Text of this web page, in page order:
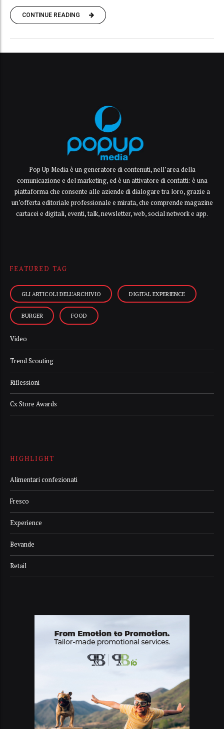
CONTINUE READING
Pop Up Media è un generatore di contenuti, nell’area della
comunicazione e del marketing, ed è un attivatore di contatti: è una
piattaforma che consente alle aziende di dialogare tra loro, grazie a
un’offerta editoriale professionale e mirata, che comprende magazine
cartacei e digitali, eventi, talk, newsletter, web, social network e app.
FEATURED TAG
GLI ARTICOLI DELL’ARCHIVIO DIGITAL EXPERIENCE
BURGER FOOD
Video
Trend Scouting
Riflessioni
Cx Store Awards
HIGHLIGHT
Alimentari confezionati
Fresco
Experience
Bevande
Retail